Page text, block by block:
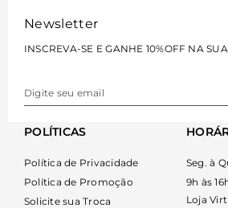
Newsletter
INSCREVA-SE E GANHE 10%OFF NA
POLÍTICAS
Política de Privacidade
Política de Promoção
Solicite sua Troca
Seg. à
9h às
Loja